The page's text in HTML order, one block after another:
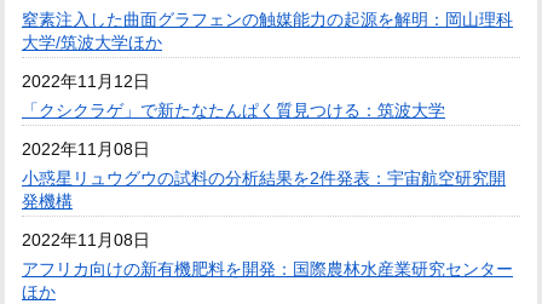
窒素注入した曲面グラフェンの触媒能力の起源を解明：岡山理科
大学/筑波大学ほか
2022年11月12日
「クシクラゲ」で新たなたんぱく質見つける：筑波大学
2022年11月08日
小惑星リュウグウの試料の分析結果を2件発表：宇宙航空研究開
発機構
2022年11月08日
アフリカ向けの新有機肥料を開発：国際農林水産業研究センター
ほか